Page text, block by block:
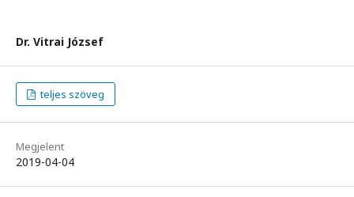
Dr. Vitrai József
teljes szöveg
Megjelent
2019-04-04